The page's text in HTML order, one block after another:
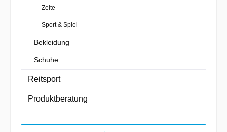
Zelte
Sport & Spiel
Bekleidung
Schuhe
Reitsport
Produktberatung